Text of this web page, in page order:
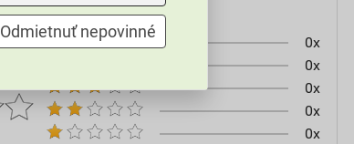
0x
0x
0x
0x
0x
Odmietnuť nepovinné